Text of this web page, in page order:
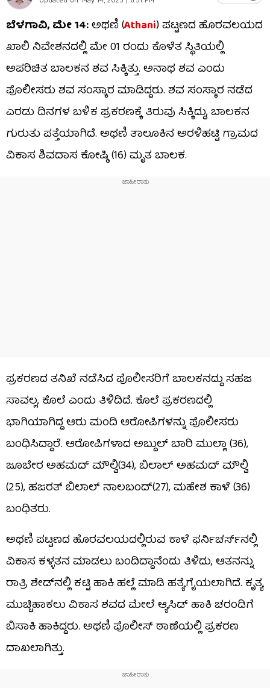
ಬೆಳಗಾವಿ, ಮೇ 14:ಅಥಣಿ (Athani) ಪಟ್ಟಣದ ಹೊರವಲಯದ
ಖಾಲಿ ನಿವೇಶನದಲ್ಲಿ ಮೇ 01 ರಂದು ಕೊಳೆತ ಸ್ಥಿತಿಯಲ್ಲಿ
ಅಪರಿಚಿತ ಬಾಲಕನ ಶವ ಸಿಕ್ಕಿತ್ತು. ಅನಾಥ ಶವ ಎಂದು
ಪೊಲೀಸರು ಶವ ಸಂಸ್ಕಾರ ಮಾಡಿದ್ದರು. ಶವ ಸಂಸ್ಕಾರ ನಡೆದ
ಎರಡು ದಿನಗಳ ಬಳಿಕ ಪ್ರಕರಣಕ್ಕೆ ತಿರುವು ಸಿಕ್ಕಿದ್ದು, ಬಾಲಕನ
ಗುರುತು ಪತ್ತೆಯಾಗಿದೆ. ಅಥಣಿ ತಾಲೂಕಿನ ಅರಳಿಹಟ್ಟಿ ಗ್ರಾಮದ
ವಿಕಾಸ ಶಿವದಾಸ ಕೋಷ್ಠಿ (16) ಮೃತ ಬಾಲಕ.
ಪ್ರಕರಣದ ತನಿಖೆ ನಡೆಸಿದ ಪೊಲೀಸರಿಗೆ ಬಾಲಕನದ್ದು ಸಹಜ
ಸಾವಲ್ಲ, ಕೊಲೆ ಎಂದು ತಿಳಿದಿದೆ. ಕೊಲೆ ಪ್ರಕರಣದಲ್ಲಿ
ಭಾಗಿಯಾಗಿದ್ದ ಆರು ಮಂದಿ ಆರೋಪಿಗಳನ್ನು ಪೊಲೀಸರು
ಬಂಧಿಸಿದ್ದಾರೆ. ಆರೋಪಿಗಳಾದ ಅಬ್ದುಲ್ ಬಾರಿ ಮುಲ್ಲಾ (36),
ಜೂಬೇರ ಅಹಮದ್ ಮೌಲ್ವಿ(34), ಬಿಲಾಲ್ ಅಹಮದ್ ಮೌಲ್ವಿ
(25), ಹಜರತ್ ಬಿಲಾಲ್ ನಾಲಬಂದ್(27), ಮಹೇಶ ಕಾಳೆ (36) ​
ಬಂಧಿತರು.
ಅಥಣಿ ಪಟ್ಟಣದ ಹೊರವಲಯದಲ್ಲಿರುವ ಕಾಳೆ ಫರ್ನಿಚರ್ಸ್​​​ನಲ್ಲಿ
ವಿಕಾಸ ಕಳ್ಳತನ ಮಾಡಲು ಬಂದಿದ್ದಾನೆಂದು ತಿಳಿದು, ಆತನನ್ನು
ರಾತ್ರಿ ಶೇಡ್​ನಲ್ಲಿ ಕಟ್ಟಿ ಹಾಕಿ ಹಲ್ಲೆ ಮಾಡಿ ಹತ್ಯೆಗೈಯಲಾಗಿದೆ. ಕೃತ್ಯ
ಮುಚ್ಚಿಹಾಕಲು ವಿಕಾಸ ಶವದ ಮೇಲೆ ಆ್ಯಸಿಡ್​ ಹಾಕಿ ಚರಂಡಿಗೆ
ಬಿಸಾಕಿ ಹಾಕಿದ್ದರು. ಅಥಣಿ ಪೊಲೀಸ್ ಠಾಣೆಯಲ್ಲಿ ಪ್ರಕರಣ
ದಾಖಲಾಗಿತ್ತು.